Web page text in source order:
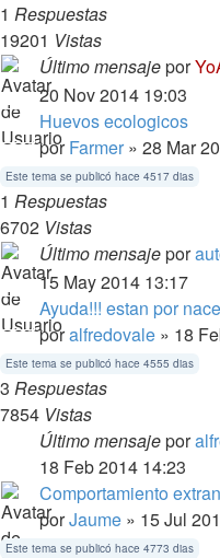
1 Respuestas
19201 Vistas
Último mensajepor
20 Nov 2014 19:03
Huevos ecologicos
porFarmer » 28 Mar
Este tema se publicó hace 4517 dias
1 Respuestas
6702 Vistas
Último mensajepor
15 May 2014 13:17
Ayuda!!! estan por
poralfredovale » 18
Este tema se publicó hace 4555 dias
3 Respuestas
7854 Vistas
Último mensajepor
18 Feb 2014 14:23
Comportamiento
porJaume » 15 Jul
Este tema se publicó hace 4773 dias